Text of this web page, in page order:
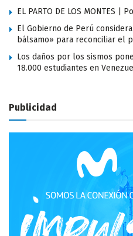
EL PARTO DE LOS MONTES |
El Gobierno de Perú
bálsamo» para reconciliar el
Los daños por los sismos
18.000 estudiantes en
Publicidad